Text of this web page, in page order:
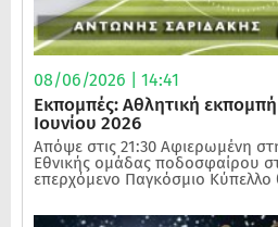
08/06/2026 | 14:41
Εκπομπές: Αθλητική
Ιουνίου 2026
Απόψε στις 21:30 Αφιερωμένη
Εθνικής ομάδας ποδοσφαίρου
επερχόμενο Παγκόσμιο Κύπελλο